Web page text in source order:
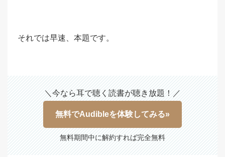
それでは早速、本題です。
＼今なら耳で聴く読書が聴き放題！／
無料でAudibleを体験してみる»
無料期間中に解約すれば完全無料